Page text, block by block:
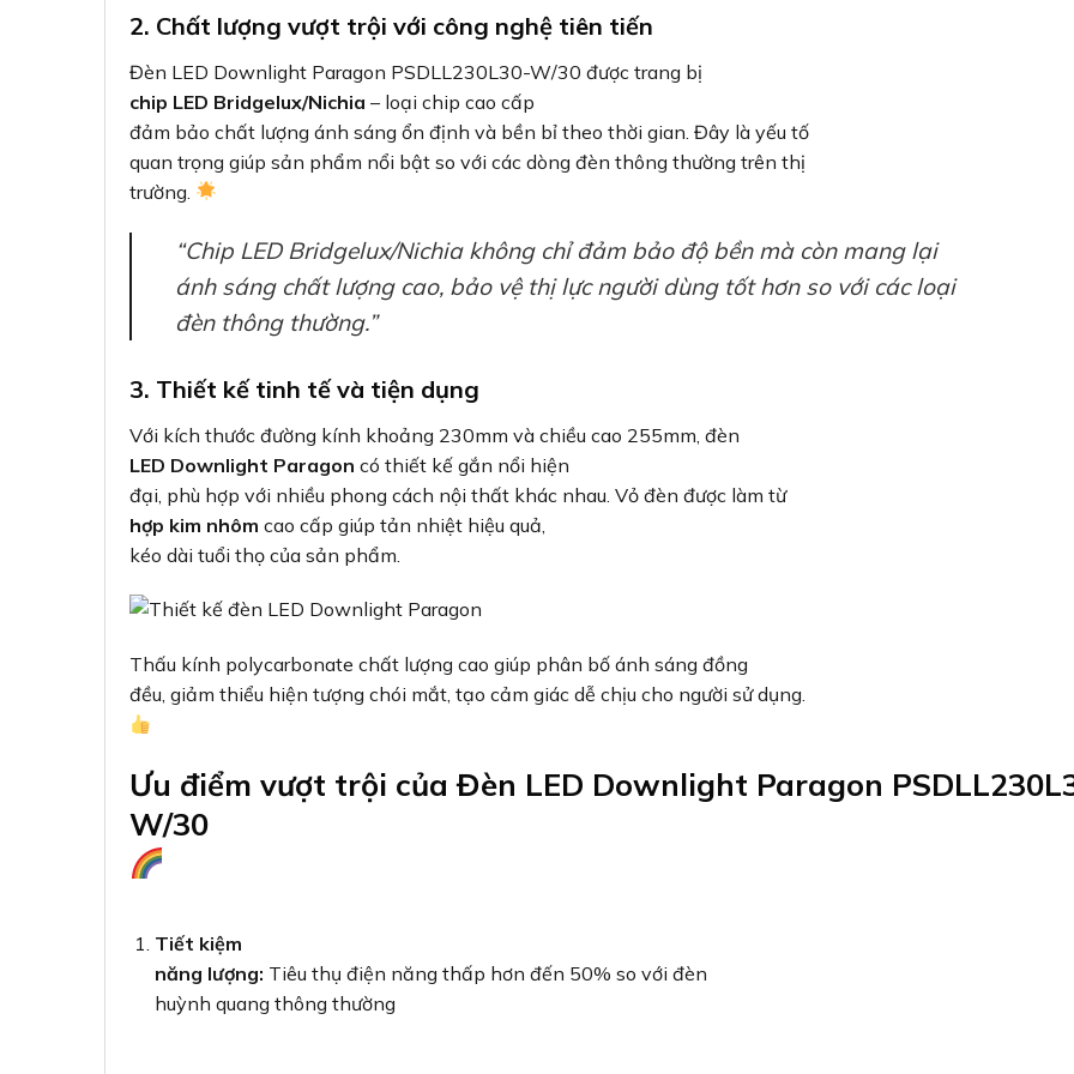
2. Chất lượng vượt trội với công nghệ tiên tiến
Đèn LED Downlight Paragon PSDLL230L30-W/30 được trang bị
chip LED Bridgelux/Nichia – loại chip cao cấp
đảm bảo chất lượng ánh sáng ổn định và bền bỉ theo thời gian. Đây là yếu tố
quan trọng giúp sản phẩm nổi bật so với các dòng đèn thông thường trên thị
trường.
“Chip LED Bridgelux/Nichia không chỉ đảm bảo độ bền mà còn mang lại
ánh sáng chất lượng cao, bảo vệ thị lực người dùng tốt hơn so với các loại
đèn thông thường.”
3. Thiết kế tinh tế và tiện dụng
Với kích thước đường kính khoảng 230mm và chiều cao 255mm, đèn
LED Downlight Paragon có thiết kế gắn nổi hiện
đại, phù hợp với nhiều phong cách nội thất khác nhau. Vỏ đèn được làm từ
hợp kim nhôm cao cấp giúp tản nhiệt hiệu quả,
kéo dài tuổi thọ của sản phẩm.
Thấu kính polycarbonate chất lượng cao giúp phân bố ánh sáng đồng
đều, giảm thiểu hiện tượng chói mắt, tạo cảm giác dễ chịu cho người sử dụng.
Ưu điểm vượt trội của Đèn LED Downlight Paragon
W/30
Tiết kiệm
năng lượng: Tiêu thụ điện năng thấp hơn đến 50% so với đèn
huỳnh quang thông thường